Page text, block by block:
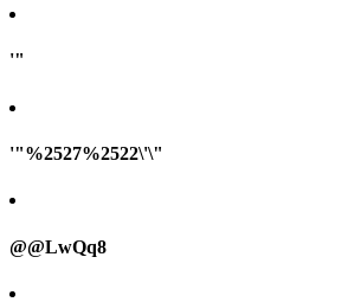
'"
'"%2527%2522\'\"
@@LwQq8